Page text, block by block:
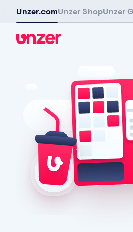
Unzer.comUnzer ShopUnzer